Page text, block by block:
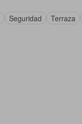
Seguridad Terraza